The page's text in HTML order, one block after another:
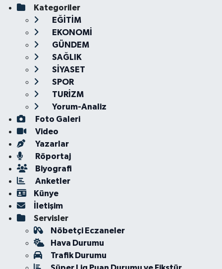
Kategoriler
EĞİTİM
EKONOMİ
GÜNDEM
SAĞLIK
SİYASET
SPOR
TURİZM
Yorum-Analiz
Foto Galeri
Video
Yazarlar
Röportaj
Biyografi
Anketler
Künye
İletişim
Servisler
Nöbetçi Eczaneler
Hava Durumu
Trafik Durumu